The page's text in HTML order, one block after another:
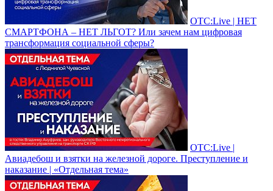
ОТС:Live | НЕТ
СМАРТФОНА – НЕТ ЛЬГОТ? Или зачем нам цифровая
трансформация социальной сферы?
ОТС:Live |
Авиадебош и взятки на железной дороге. Преступление и
наказание | «Отдельная тема»